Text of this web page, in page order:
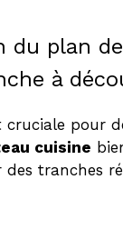
y
V
i
du plan
à
cruciale pour
cuisine
des tranches